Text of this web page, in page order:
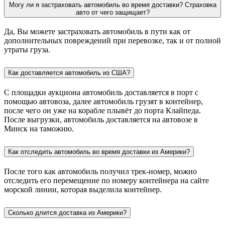
Могу ли я застраховать автомобиль во время доставки? Страховка
авто от чего защищает?
Да, Вы можете застраховать автомобиль в пути как от
дополнительных повреждений при перевозке, так и от полной
утраты груза.
Как доставляется автомобиль из США?
С площадки аукциона автомобиль доставляется в порт с
помощью автовоза, далее автомобиль грузят в контейнер,
после чего он уже на корабле плывёт до порта Клайпеда.
После выгрузки, автомобиль доставляется на автовозе в
Минск на таможню.
Как отследить автомобиль во время доставки из Америки?
После того как автомобиль получил трек-номер, можно
отследить его перемещение по номеру контейнера на сайте
морской линии, которая выделила контейнер.
Сколько длится доставка из Америки?